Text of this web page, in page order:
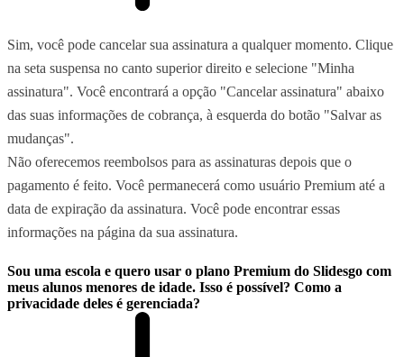
Sim, você pode cancelar sua assinatura a qualquer momento. Clique
na seta suspensa no canto superior direito e selecione "Minha
assinatura". Você encontrará a opção "Cancelar assinatura" abaixo
das suas informações de cobrança, à esquerda do botão "Salvar as
mudanças".
Não oferecemos reembolsos para as assinaturas depois que o
pagamento é feito. Você permanecerá como usuário Premium até a
data de expiração da assinatura. Você pode encontrar essas
informações na página da sua assinatura.
Sou uma escola e quero usar o plano Premium do Slidesgo com
meus alunos menores de idade. Isso é possível? Como a
privacidade deles é gerenciada?